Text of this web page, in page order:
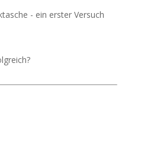
- ein erster Versuch